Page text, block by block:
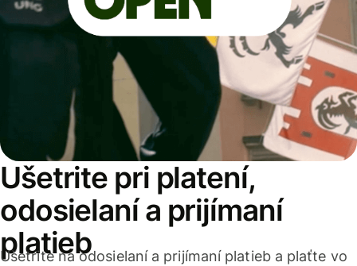
Ušetrite pri platení,
odosielaní a prijímaní
platieb
Ušetrite na odosielaní a prijímaní platieb a plaťte vo